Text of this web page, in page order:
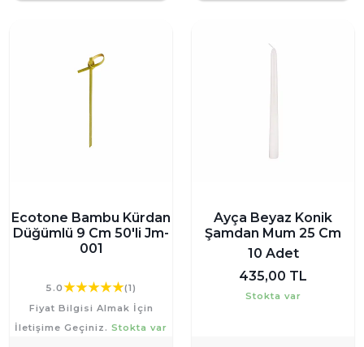
Ecotone Bambu Kürdan
Düğümlü 9 Cm 50'li Jm-
001
5.0
(1)
Fiyat Bilgisi Almak İçin
İletişime Geçiniz. Stokta var
Ayça Beyaz Konik
Şamdan Mum 25 Cm
10 Adet
435,00 TL
Stokta var